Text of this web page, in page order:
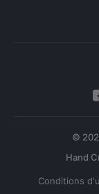
©
Conditions